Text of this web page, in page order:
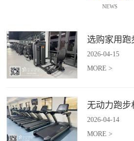
NEWS
2026-04-15
MORE >
2026-04-14
MORE >